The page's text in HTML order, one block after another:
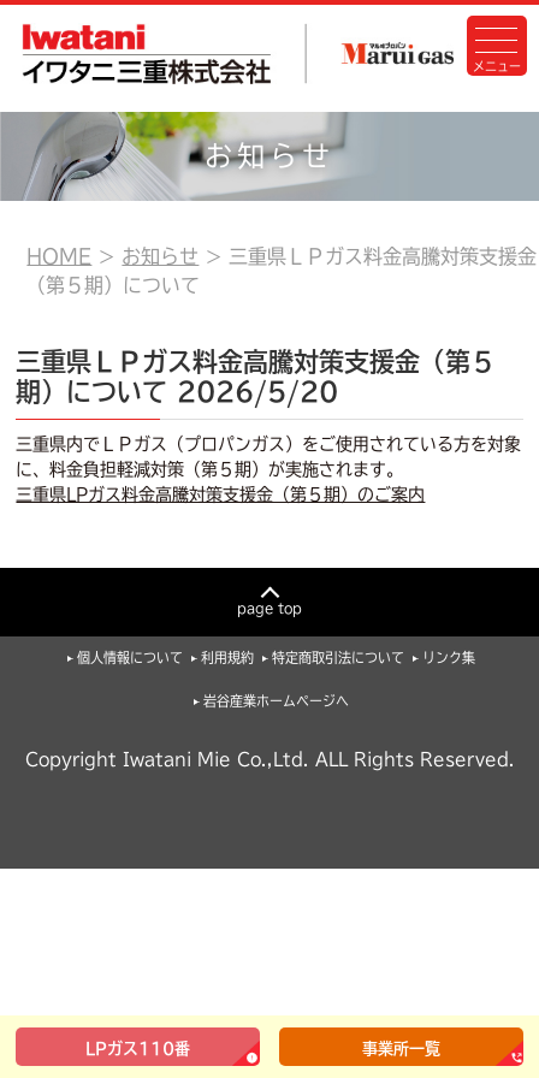
お知らせ
HOME お知らせ
三重県ＬＰガス料金高騰対策支援金
（第５期）について
三重県ＬＰガス料金高騰対策支援金（第５
期）について 2026/5/20
三重県内でＬＰガス（プロパンガス）をご使用されている方を対象
に、料金負担軽減対策（第５期）が実施されます。
三重県LPガス料金高騰対策支援金（第５期）のご案内
page top
個人情報について 利用規約 特定商取引法について リンク集
岩谷産業ホームページへ
Copyright Iwatani Mie Co.,Ltd. ALL Rights Reserved.
LPガス110番 事業所一覧